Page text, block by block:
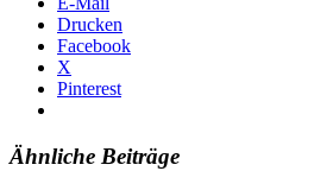
Drucken
Facebook
X
Pinterest
Ähnliche Beiträge